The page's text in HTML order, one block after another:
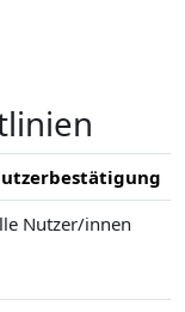
Nutzer/innen